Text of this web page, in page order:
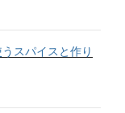
スパイスと作り